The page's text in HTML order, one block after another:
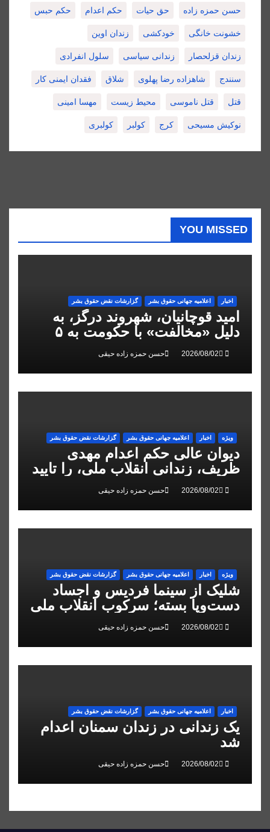
حسن حمزه زاده حق حیات حکم اعدام حکم حبس
خشونت خانگی خودکشی زندان اوین
زندان قزلحصار زندانی سیاسی سلول انفرادی
سنندج شاهزاده رضا پهلوی شلاق فقدان ایمنی کار
قتل قتل ناموسی محیط زیست مهسا امینی
نوکیش مسیحی کرج کولبر کولبری
YOU MISSED
اخبار اعلاميه جهانی حقوق بشر گزارشات نقض حقوق بشر
امید قوچانیان، شهروند درگز، به
دلیل «مخالفت» با حکومت به ۵
سال زندان محکوم شد
حسن حمزه زاده حیقی
ویژه اخبار اعلاميه جهانی حقوق بشر گزارشات نقض حقوق بشر
دیوان عالی حکم اعدام مهدی
ظریف، زندانی انقلاب ملی، را تایید
کرد
حسن حمزه زاده حیقی
ویژه اخبار اعلاميه جهانی حقوق بشر گزارشات نقض حقوق بشر
شلیک از سینما فردیس و اجساد
دست‌وپا بسته؛ سرکوب انقلاب ملی
در البرز
حسن حمزه زاده حیقی
اخبار اعلاميه جهانی حقوق بشر گزارشات نقض حقوق بشر
یک زندانی در زندان سمنان اعدام
شد
حسن حمزه زاده حیقی